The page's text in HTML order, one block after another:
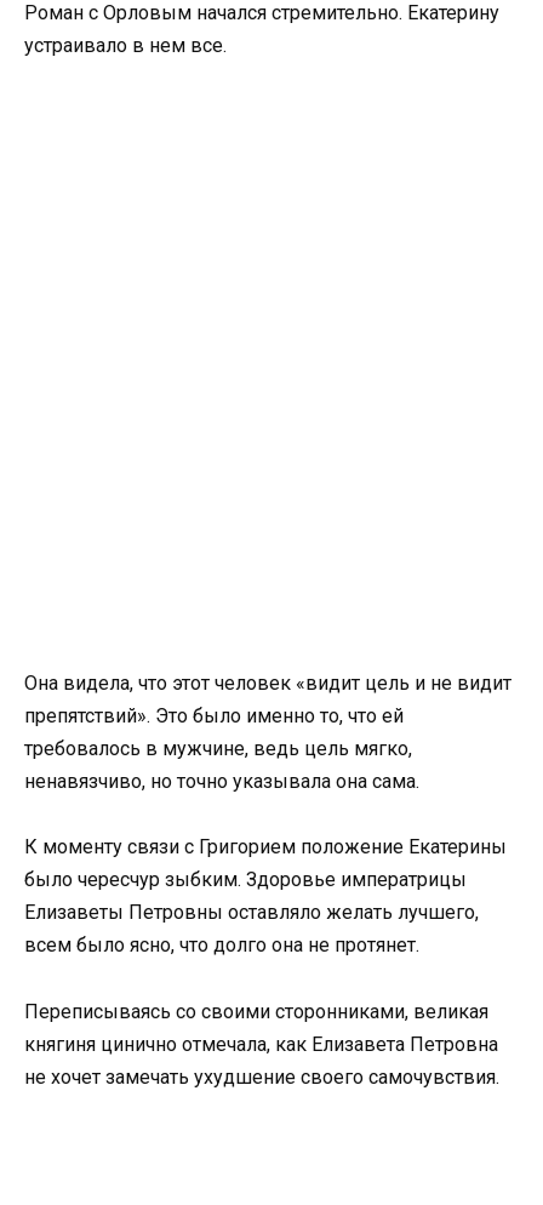
Роман с Орловым начался стремительно. Екатерину
устраивало в нем все.
Она видела, что этот человек «видит цель и не видит
препятствий». Это было именно то, что ей
требовалось в мужчине, ведь цель мягко,
ненавязчиво, но точно указывала она сама.
К моменту связи с Григорием положение Екатерины
было чересчур зыбким. Здоровье императрицы
Елизаветы Петровны оставляло желать лучшего,
всем было ясно, что долго она не протянет.
Переписываясь со своими сторонниками, великая
княгиня цинично отмечала, как Елизавета Петровна
не хочет замечать ухудшение своего самочувствия.